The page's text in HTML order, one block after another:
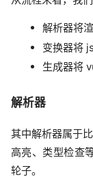
解析器将
变换器将
生成器将
解析器
其中解析器属于
高亮、类型检查
轮子。